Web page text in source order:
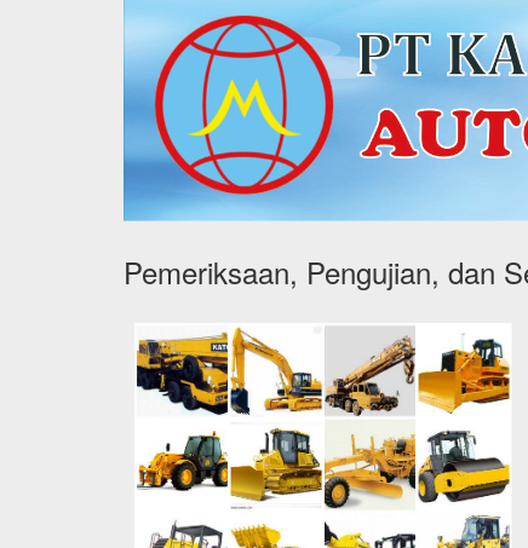
Pemeriksaan, Pengujian, dan